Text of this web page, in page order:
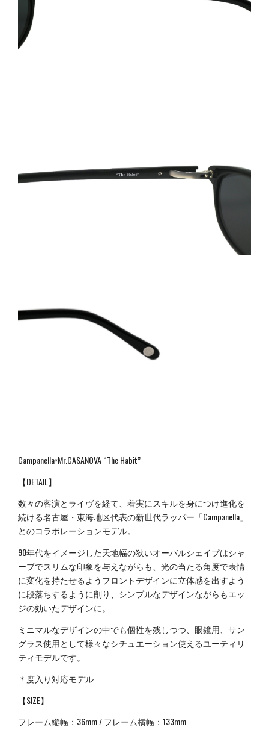
Campanella×Mr.CASANOVA “The Habit”
【DETAIL】
数々の客演とライヴを経て、着実にスキルを身につけ進化を
続ける名古屋・東海地区代表の新世代ラッパー「Campanella」
とのコラボレーションモデル。
90年代をイメージした天地幅の狭いオーバルシェイプはシャ
ープでスリムな印象を与えながらも、光の当たる角度で表情
に変化を持たせるようフロントデザインに立体感を出すよう
に段落ちするように削り、シンプルなデザインながらもエッ
ジの効いたデザインに。
ミニマルなデザインの中でも個性を残しつつ、眼鏡用、サン
グラス使用として様々なシチュエーション使えるユーティリ
ティモデルです。
＊度入り対応モデル
【SIZE】
フレーム縦幅：36mm / フレーム横幅：133mm